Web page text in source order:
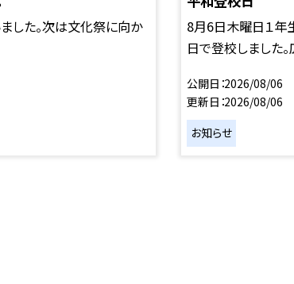
した。次は文化祭に向か
8月6日木曜日１年
日で登校しました
公開日 2026/08/06
更新日 2026/08/06
お知らせ